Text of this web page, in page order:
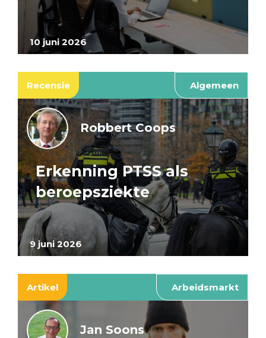
10 juni 2026
Recensie Algemeen
9 juni 2026
Robbert Coops
Erkenning PTSS als
beroepsziekte
Artikel Arbeidsmarkt
Jan Soons